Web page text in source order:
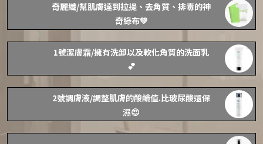
奇麗纖/幫肌膚達到拉提、去角質、排毒的神
奇綠布💚
1號潔膚霜/擁有洗卸以及軟化角質的洗面乳
💕
2號調膚液/調整肌膚的酸鹼值.比玻尿酸還保
濕😍